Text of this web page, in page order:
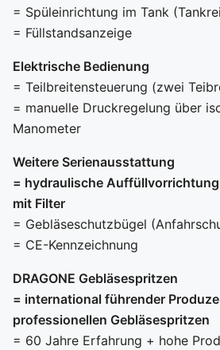
= Spüleinrichtung im Tank
= Füllstandsanzeige
Elektrische Bedienung
= Teilbreitensteuerung (zwei
= manuelle Druckregelung über
Manometer
Weitere Serienausstattung
= hydraulische
mit Filter
= Gebläseschutzbügel
= CE-Kennzeichnung
DRAGONE Gebläsespritzen
= international führender
professionellen Gebläsespritzen
= 60 Jahre Erfahrung + hohe